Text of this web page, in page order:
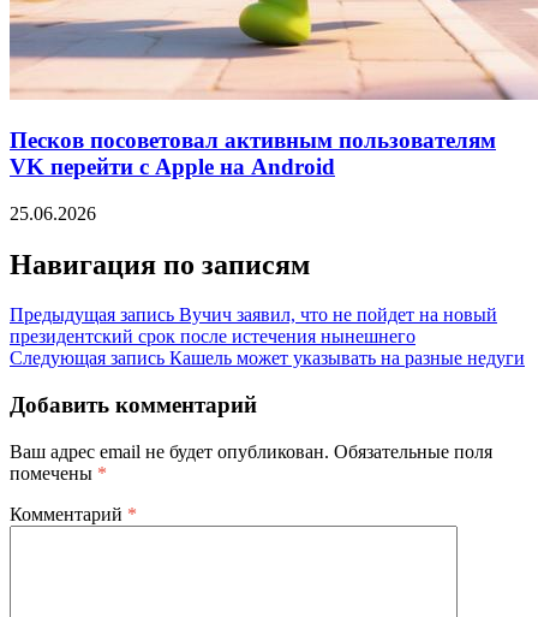
Песков посоветовал активным пользователям
VK перейти с Apple на Android
25.06.2026
Навигация по записям
Предыдущая запись Вучич заявил, что не пойдет на новый
президентский срок после истечения нынешнего
Следующая запись Кашель может указывать на разные недуги
Добавить комментарий
Ваш адрес email не будет опубликован. Обязательные поля
помечены *
Комментарий *